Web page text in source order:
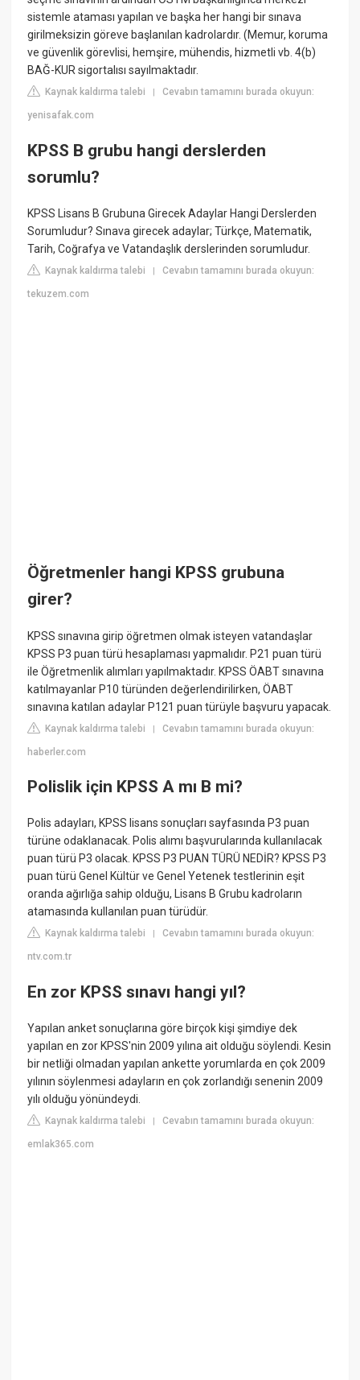
sistemle ataması yapılan ve başka her hangi bir sınava
girilmeksizin göreve başlanılan kadrolardır. (Memur, koruma
ve güvenlik görevlisi, hemşire, mühendis, hizmetli vb. 4(b)
BAĞ-KUR sigortalısı sayılmaktadır.
Kaynak kaldırma talebi |Cevabın tamamını burada okuyun:
yenisafak.com
KPSS B grubu hangi derslerden
sorumlu?
KPSS Lisans B Grubuna Girecek Adaylar Hangi Derslerden
Sorumludur? Sınava girecek adaylar; Türkçe, Matematik,
Tarih, Coğrafya ve Vatandaşlık derslerinden sorumludur.
Kaynak kaldırma talebi |Cevabın tamamını burada okuyun:
tekuzem.com
Öğretmenler hangi KPSS grubuna
girer?
KPSS sınavına girip öğretmen olmak isteyen vatandaşlar
KPSS P3 puan türü hesaplaması yapmalıdır. P21 puan türü
ile Öğretmenlik alımları yapılmaktadır. KPSS ÖABT sınavına
katılmayanlar P10 türünden değerlendirilirken, ÖABT
sınavına katılan adaylar P121 puan türüyle başvuru yapacak.
Kaynak kaldırma talebi |Cevabın tamamını burada okuyun:
haberler.com
Polislik için KPSS A mı B mi?
Polis adayları, KPSS lisans sonuçları sayfasında P3 puan
türüne odaklanacak. Polis alımı başvurularında kullanılacak
puan türü P3 olacak. KPSS P3 PUAN TÜRÜ NEDİR? KPSS P3
puan türü Genel Kültür ve Genel Yetenek testlerinin eşit
oranda ağırlığa sahip olduğu, Lisans B Grubu kadroların
atamasında kullanılan puan türüdür.
Kaynak kaldırma talebi |Cevabın tamamını burada okuyun:
ntv.com.tr
En zor KPSS sınavı hangi yıl?
Yapılan anket sonuçlarına göre birçok kişi şimdiye dek
yapılan en zor KPSS'nin 2009 yılına ait olduğu söylendi. Kesin
bir netliği olmadan yapılan ankette yorumlarda en çok 2009
yılının söylenmesi adayların en çok zorlandığı senenin 2009
yılı olduğu yönündeydi.
Kaynak kaldırma talebi |Cevabın tamamını burada okuyun:
emlak365.com